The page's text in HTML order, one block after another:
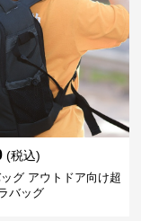
(税込)
グ アウトドア向け超
バッグ